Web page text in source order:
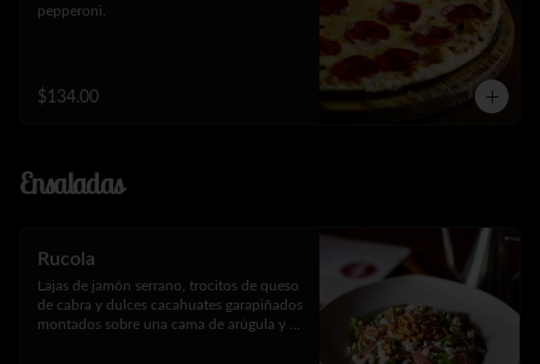
pepperoni.
$134.00
Ensaladas
Rucola
Lajas de jamón serrano, trocitos de queso
de cabra y dulces cacahuates garapiñados
montados sobre una cama de arúgula y